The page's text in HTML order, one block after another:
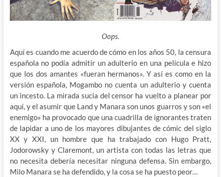
Oops.
Aquí es cuando me acuerdo de cómo en los años 50, la censura
española no podía admitir un adulterio en una película e hizo
que los dos amantes «fueran hermanos». Y así es como en la
versión española, Mogambo no cuenta un adulterio y cuenta
un incesto. La mirada sucia del censor ha vuelto a planear por
aquí, y el asumir que Land y Manara son unos guarros y son «el
enemigo» ha provocado que una cuadrilla de ignorantes traten
de lapidar a uno de los mayores dibujantes de cómic del siglo
XX y XXI, un hombre que ha trabajado con Hugo Pratt,
Jodorowsky y Claremont, un artista con todas las letras que
no necesita debería necesitar ninguna defensa. Sin embargo,
Milo Manara se ha defendido, y la cosa se ha puesto peor…